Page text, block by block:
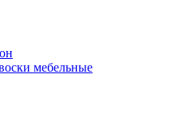
мебельные